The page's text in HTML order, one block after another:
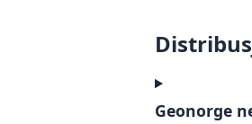
Geonorge